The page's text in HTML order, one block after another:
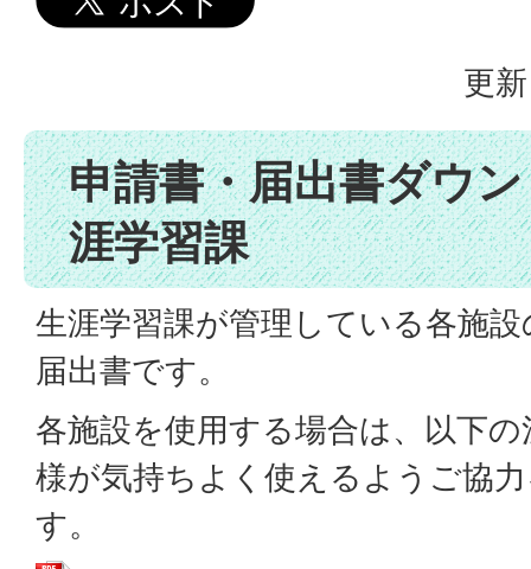
更
申請書・届出書ダウ
涯学習課
生涯学習課が管理している各施
届出書です。
各施設を使用する場合は、以下
様が気持ちよく使えるようご協
す。